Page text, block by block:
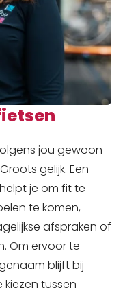
jou gewoon
gelijk. Een
je om fit te
te komen,
afspraken of
Om ervoor te
blijft bij
tussen